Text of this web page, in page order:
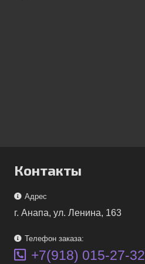
Контакты
Адрес
г. Анапа, ул. Ленина, 163
Телефон заказа:
+7(918) 015-27-32